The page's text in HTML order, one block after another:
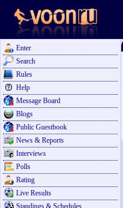
Enter
Search
Rules
Help
Message Board
Blogs
Public Guestbook
News & Reports
Interviews
Polls
Rating
Live Results
Standings & Schedules